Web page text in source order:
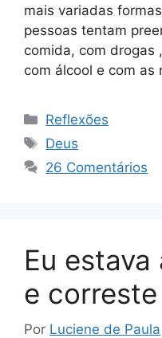
mais variadas
pessoas tentam
comida, com drogas
com álcool e com as
Categorias
Reflexões
Tags
Deus
26 Comentários
Eu
e
Por Luciene de Paula